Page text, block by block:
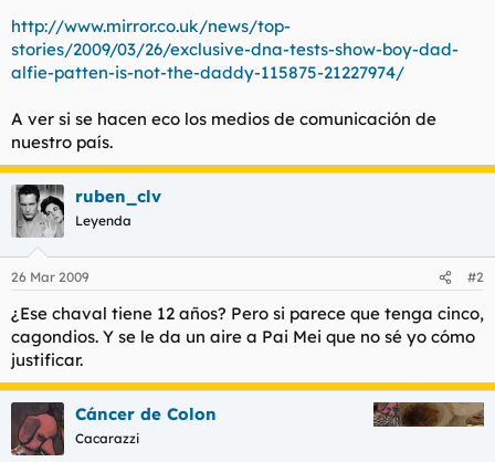
http://www.mirror.co.uk/news/top-
stories/2009/03/26/exclusive-dna-tests-show-boy-dad-
alfie-patten-is-not-the-daddy-115875-21227974/
A ver si se hacen eco los medios de comunicación de
nuestro país.
ruben_clv
Leyenda
26 Mar 2009 #2
¿Ese chaval tiene 12 años? Pero si parece que tenga cinco,
cagondios. Y se le da un aire a Pai Mei que no sé yo cómo
justificar.
Cáncer de Colon
Cacarazzi